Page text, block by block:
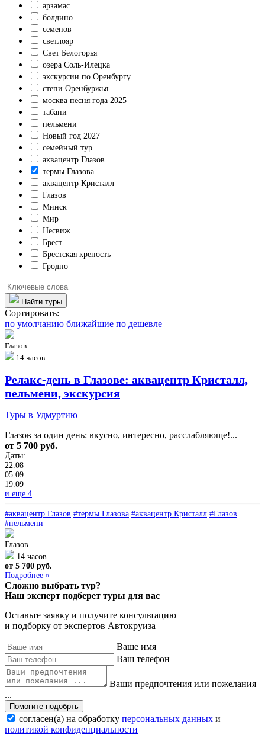
арзамас
болдино
семенов
светлояр
Свет Белогорья
озера Соль-Илецка
экскурсии по Оренбургу
степи Оренбуржья
москва песня года 2025
табани
пельмени
Новый год 2027
семейный тур
аквацентр Глазов
термы Глазова
аквацентр Кристалл
Глазов
Минск
Мир
Несвиж
Брест
Брестская крепость
Гродно
Найти туры
Сортировать:
по умолчанию ближайшие по дешевле
Глазов
14 часов
Релакс‑день в Глазове: аквацентр Кристалл,
пельмени, экскурсия
Туры в Удмуртию
Глазов за один день: вкусно, интересно, расслабляюще!...
от 5 700 руб.
Даты:
22.08
05.09
19.09
и еще 4
#аквацентр Глазов #термы Глазова #аквацентр Кристалл #Глазов
#пельмени
Глазов
14 часов
от 5 700 руб.
Подробнее »
Сложно выбрать тур?
Наш эксперт подберет туры для вас
Оставьте заявку и получите консультацию
и подборку от экспертов Автокруиза
Ваше имя
Ваш телефон
Ваши предпочтения или пожелания
...
Помогите подобрть
согласен(а) на обработку персональных данных и
политикой конфиденциальности